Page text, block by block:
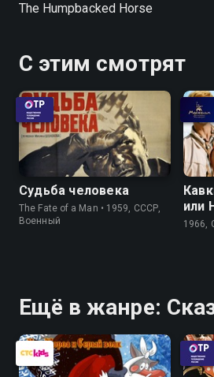
The Humpbacked Horse
С этим смотрят
Судьба человека
The Fate of a Man • 1959, СССР,
Военный
или
1966,
Ещё в жанре: